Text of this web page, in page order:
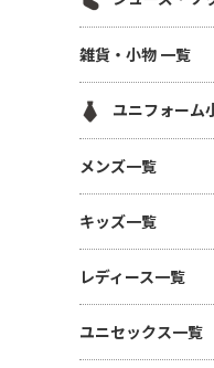
ポーチ
コットン・T/Cパ
ナイロンパンツ
ミリタリーパン
レギンス・スパ
その他ボトムス
フラットバイザ
キャスケット・
レー
アルバム・フォ
キーホルダー
モバイル・PC
デスク雑貨
生活雑貨
インテリア雑貨
時計
暑さ・紫外線対
ズ・扇風機
あったかグッズ
傘・レイングッズ
バンダナ(三角巾
ハンカチタオル
フェイスタオル
マフラータオル
バスタオル
リストバンド
シューズ
ソックス
雑貨・小物 一覧
ユニフォーム
ネクタイ・コッ
三角巾
バンダナ・スカ
メンズ一覧
メンズTシャツ
メンズ ドライT
メンズ ポロシャツ
メンズ トレーナー
キッズ一覧
キッズTシャツ
ベビー用アイテ
キッズ ドライT
レディース一覧
レディース Tシャ
レディース ドラ
ユニセックス一覧